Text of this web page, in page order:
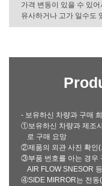
가격 변동이 있을 수 있
유사하거나 고가 일수도
- 보유하신 차량과 구매
①보유하신 차량과 제조
로 구매 요망
②제품의 외관 사진 확인
③부품 번호를 아는 경우
AIR FLOW SNESOR
④SIDE MIRROR는 전동